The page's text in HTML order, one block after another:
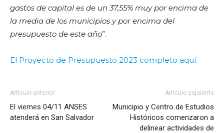
gastos de capital es de un 37,55% muy por encima de
la media de los municipios y por encima del
presupuesto de este año”.
El Proyecto de Presupuesto 2023 completo aquí.
Artículo anterior
El viernes 04/11 ANSES
atenderá en San Salvador
Artículo siguiente
Municipio y Centro de Estudios
Históricos comenzaron a
delinear actividades de